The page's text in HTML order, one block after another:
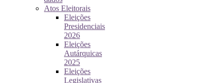
Atos Eleitorais
Eleições
Presidenciais
2026
Eleições
Autárquicas
2025
Eleições
Legislativas